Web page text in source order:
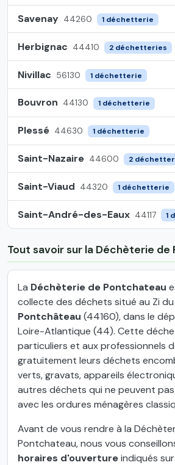
Savenay 44260 1 déchetterie
Herbignac 44410 2 déchetteries
Nivillac 56130 1 déchetterie
Bouvron 44130 1 déchetterie
Plessé 44630 1 déchetterie
Saint-Nazaire 44600 2
Saint-Viaud 44320 1 déchetterie
Saint-André-des-Eaux 44117 1
Tout savoir sur la Déchèterie
La Déchèterie de Pontchateau
collecte des déchets situé au Zi du
Pontchâteau (44160), dans le
Loire-Atlantique (44). Cette
particuliers et aux professionnels
gratuitement leurs déchets
verts, gravats, appareils
autres déchets qui ne peuvent
avec les ordures ménagères
Avant de vous rendre à la
Pontchateau, nous vous
horaires d'ouvertureindiqués